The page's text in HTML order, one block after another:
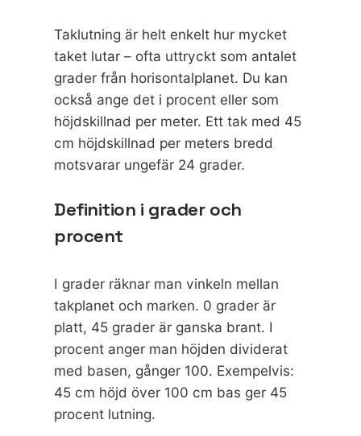
Taklutning är helt enkelt hur mycket
taket lutar – ofta uttryckt som antalet
grader från horisontalplanet. Du kan
också ange det i procent eller som
höjdskillnad per meter. Ett tak med 45
cm höjdskillnad per meters bredd
motsvarar ungefär 24 grader.
Definition i grader och
procent
I grader räknar man vinkeln mellan
takplanet och marken. 0 grader är
platt, 45 grader är ganska brant. I
procent anger man höjden dividerat
med basen, gånger 100. Exempelvis:
45 cm höjd över 100 cm bas ger 45
procent lutning.